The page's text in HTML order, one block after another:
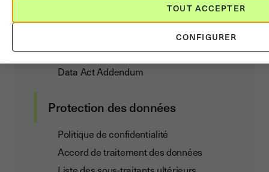
Conditions Générales d’Abonnement et
d’Utilisation
Data Act Addendum
Protection des données
Politique de confidentialité
Accord de traitement des données
CONFIGURER
TOUT ACCEPTER